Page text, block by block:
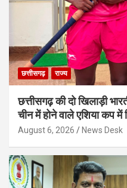
छत्तीसगढ़ राज्य
छत्तीसगढ़ की दो खिलाड़ी
चीन में होने वाले एशिया कप में
August 6, 2026 News Desk